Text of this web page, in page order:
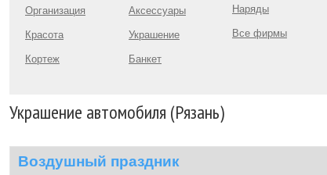
Организация
Красота
Кортеж
Аксессуары
Украшение
Банкет
Наряды
Все фирмы
Украшение автомобиля (Рязань)
Воздушный праздник